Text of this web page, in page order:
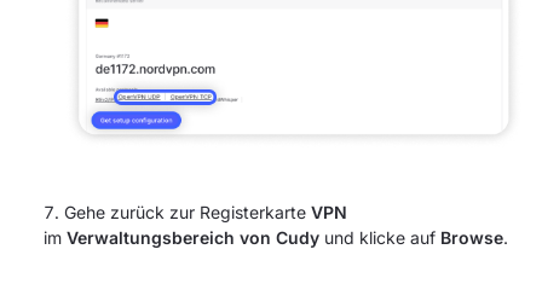
Gehe zurück zur Registerkarte VPN
im Verwaltungsbereich von Cudy und klicke auf Browse.